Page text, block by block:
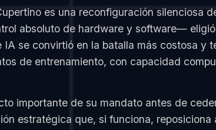
es una reconfiguración
absoluto de hardware y software—
IA se convirtió en la batalla más costosa
de entrenamiento, con capacidad
importante de su mandato antes de
estratégica que, si funciona,